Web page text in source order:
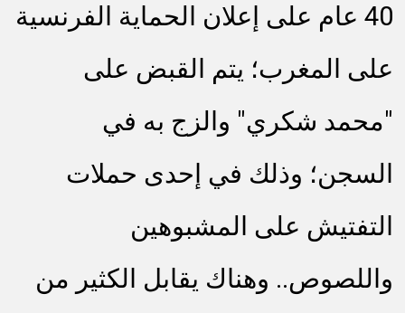
40 عام على إعلان الحماية الفرنسية
على المغرب؛ يتم القبض على
"محمد شكري" والزج به في
السجن؛ وذلك في إحدى حملات
التفتيش على المشبوهين
واللصوص.. وهناك يقابل الكثير من